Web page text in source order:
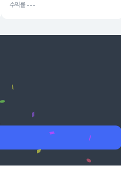
수익률 ---